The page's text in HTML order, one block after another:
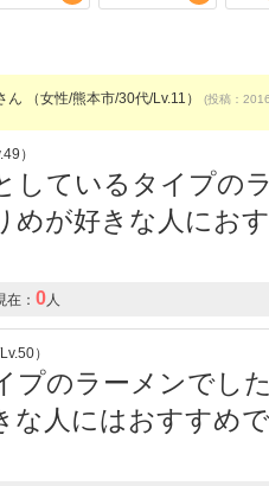
ん （女性/熊本市/30代/Lv.11） (投稿：
）
しているタイプの
めが好きな人にお
在： 0人
）
プのラーメンでし
な人にはおすすめ